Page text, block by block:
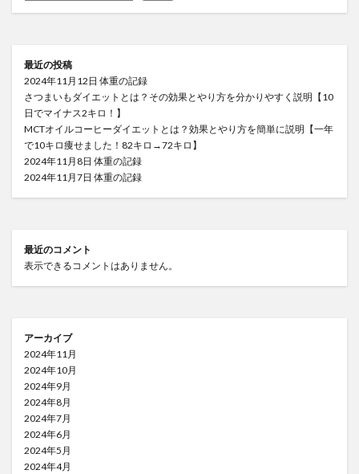
最近の投稿
2024年11月12日 体重の記録
さつまいもダイエットとは？その効果とやり方を分かりやすく説明【10
日でマイナス2キロ！】
MCTオイルコーヒーダイエットとは？効果とやり方を簡単に説明【一年
で10キロ痩せました！82キロ→72キロ】
2024年11月8日 体重の記録
2024年11月7日 体重の記録
最近のコメント
表示できるコメントはありません。
アーカイブ
2024年11月
2024年10月
2024年9月
2024年8月
2024年7月
2024年6月
2024年5月
2024年4月